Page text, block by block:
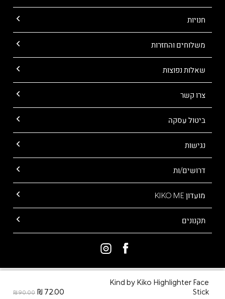
Kind by Kiko Highlighter Face
Stick
72.00 ₪
90.00 ₪
חנויות
משלוחים והחזרות
שאלות נפוצות
צרו קשר
ביטול עסקה
נגישות
דרושים/ות
מועדון KIKO ME
תקנונים
ALL RIGHTS RESERVED TO KIKO MILANO